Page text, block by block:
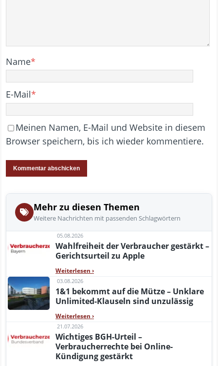
Name*
E-Mail*
Meinen Namen, E-Mail und Website in diesem
Browser speichern, bis ich wieder kommentiere.
Mehr zu diesen Themen
Weitere Nachrichten mit passenden Schlagwörtern
05.08.2026
Wahlfreiheit der Verbraucher gestärkt –
Gerichtsurteil zu Apple
Weiterlesen ›
03.08.2026
1&1 bekommt auf die Mütze – Unklare
Unlimited-Klauseln sind unzulässig
Weiterlesen ›
21.07.2026
Wichtiges BGH-Urteil –
Verbraucherrechte bei Online-
Kündigung gestärkt